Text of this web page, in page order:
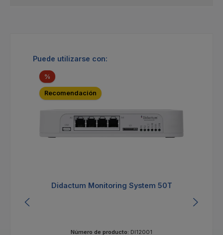
Omitir la galería de productos
Puede utilizarse con:
%Descuento
Recomendación
Didactum Monitoring System 50T
Número de producto: DI12001